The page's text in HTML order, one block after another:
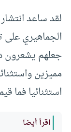
لقد ساعد
الجماهيري على
جعلهم يشعرون
مميزين
استثنائيا فما
اقرأ أيضا